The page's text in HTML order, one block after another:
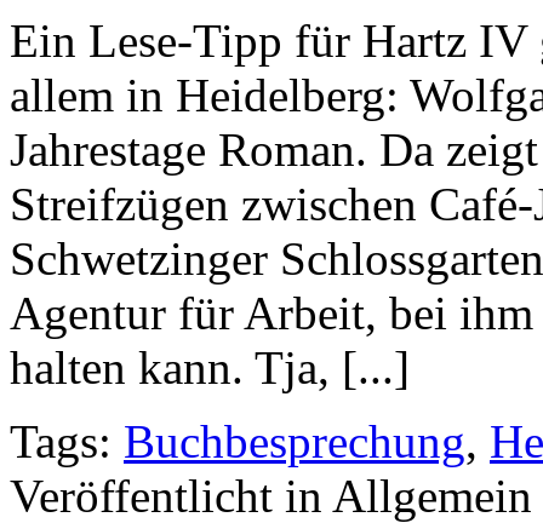
Ein Lese-Tipp für Hartz IV
allem in Heidelberg:
Jahrestage Roman. Da
Streifzügen zwischen
Schwetzinger
Agentur für Arbeit, bei ihm
halten kann. Tja, [...]
Tags: Buchbesprechung,
Veröffentlicht in